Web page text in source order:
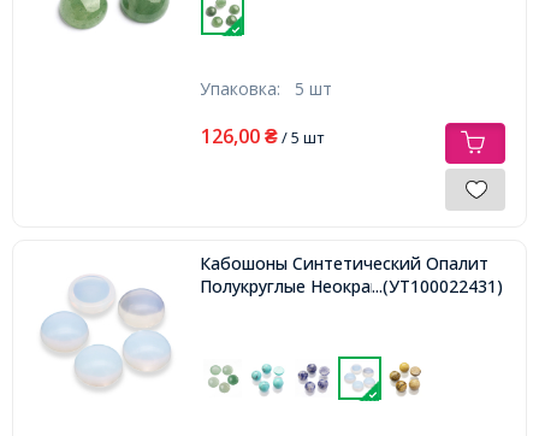
Упаковка: 5 шт
126,00 ₴/ 5 шт
Кабошоны Синтетический Опалит
Полукруглые Неокрашенные, 8x4мм,
...(УТ100022431)